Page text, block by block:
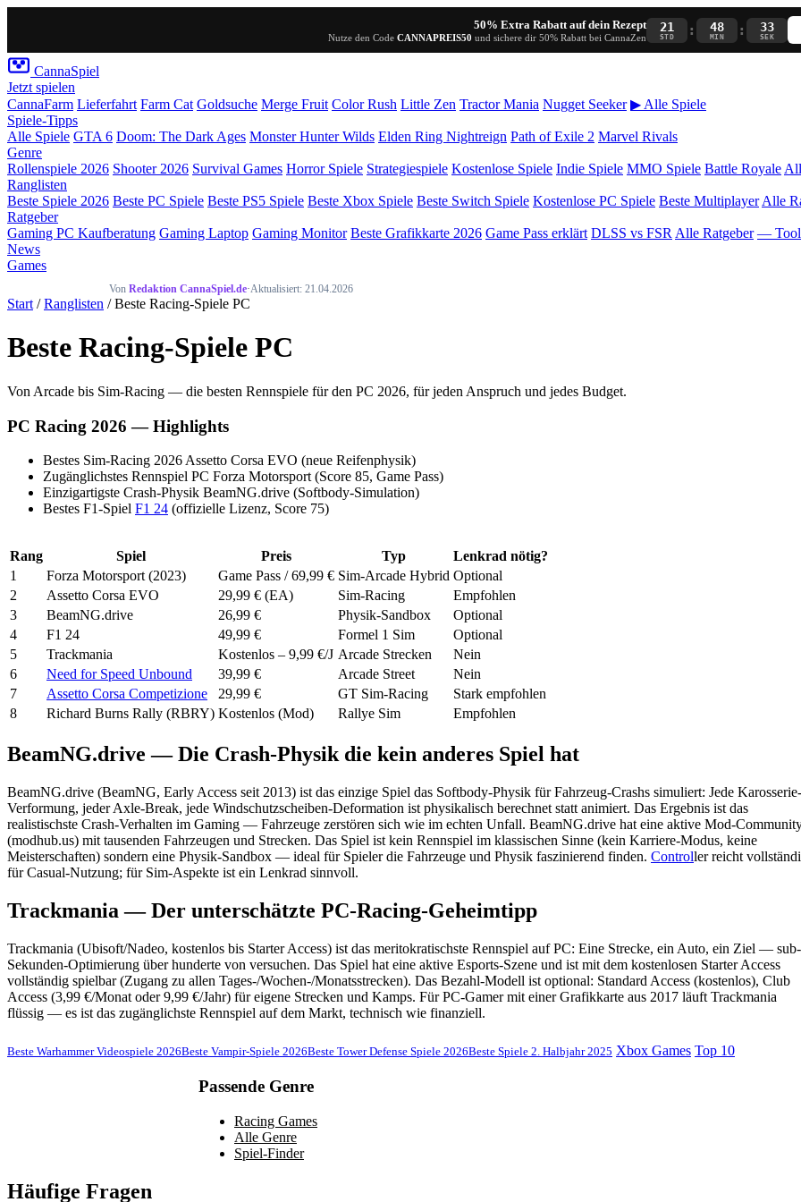
50% Extra Rabatt auf dein Rezept
Nutze den Code CANNAPREIS50 und sichere dir 50% Rabatt bei CannaZen
21
STD : 48
MIN : 33
SEK
CannaSpiel
Jetzt spielen
CannaFarm Lieferfahrt Farm Cat Goldsuche Merge Fruit Color Rush Little Zen Tractor Mania Nugget Seeker ▶ Alle Spiele
Spiele-Tipps
Alle Spiele GTA 6 Doom: The Dark Ages Monster Hunter Wilds Elden Ring Nightreign Path of Exile 2 Marvel Rivals
Genre
Rollenspiele 2026 Shooter 2026 Survival Games Horror Spiele Strategiespiele Kostenlose Spiele Indie Spiele MMO Spiele Battle Royale
Ranglisten
Beste Spiele 2026 Beste PC Spiele Beste PS5 Spiele Beste Xbox Spiele Beste Switch Spiele Kostenlose PC Spiele Beste Multiplayer Alle
Ratgeber
Gaming PC Kaufberatung Gaming Laptop Gaming Monitor Beste Grafikkarte 2026 Game Pass erklärt DLSS vs FSR Alle Ratgeber —
News
Games
Von Redaktion CannaSpiel.de·Aktualisiert: 21.04.2026
Start /Ranglisten / Beste Racing-Spiele PC
Beste Racing-Spiele PC
Von Arcade bis Sim-Racing — die besten Rennspiele für den PC 2026, für jeden Anspruch und jedes Budget.
PC Racing 2026 — Highlights
Bestes Sim-Racing 2026 Assetto Corsa EVO (neue Reifenphysik)
Zugänglichstes Rennspiel PC Forza Motorsport (Score 85, Game Pass)
Einzigartigste Crash-Physik BeamNG.drive (Softbody-Simulation)
Bestes F1-Spiel F1 24 (offizielle Lizenz, Score 75)
Rang Spiel Preis Typ
Lenkrad nötig?
1
Forza Motorsport (2023) Game Pass / 69,99 € Sim-Arcade Hybrid Optional
2
Assetto Corsa EVO 29,99 € (EA) Sim-Racing
Empfohlen
3
BeamNG.drive 26,99 € Physik-Sandbox
Optional
4
F1 24 49,99 € Formel 1 Sim
Optional
5
Trackmania Kostenlos – 9,99 €/J Arcade Strecken
Nein
6
Need for Speed Unbound 39,99 € Arcade Street
Nein
7
Assetto Corsa Competizione 29,99 € GT Sim-Racing
Stark empfohlen
8
Richard Burns Rally (RBRY) Kostenlos (Mod) Rallye Sim Empfohlen
BeamNG.drive — Die Crash-Physik die kein anderes Spiel hat
BeamNG.drive (BeamNG, Early Access seit 2013) ist das einzige Spiel das Softbody-Physik für Fahrzeug-Crashs simuliert: Jede Karosserie-
Verformung, jeder Axle-Break, jede Windschutzscheiben-Deformation ist physikalisch berechnet statt animiert. Das Ergebnis ist das
realistischste Crash-Verhalten im Gaming — Fahrzeuge zerstören sich wie im echten Unfall. BeamNG.drive hat eine aktive Mod-
(modhub.us) mit tausenden Fahrzeugen und Strecken. Das Spiel ist kein Rennspiel im klassischen Sinne (kein Karriere-Modus, keine
Meisterschaften) sondern eine Physik-Sandbox — ideal für Spieler die Fahrzeuge und Physik faszinierend finden. Controller reicht
für Casual-Nutzung; für Sim-Aspekte ist ein Lenkrad sinnvoll.
Trackmania — Der unterschätzte PC-Racing-Geheimtipp
Trackmania (Ubisoft/Nadeo, kostenlos bis Starter Access) ist das meritokratischste Rennspiel auf PC: Eine Strecke, ein Auto, ein Ziel — sub-
Sekunden-Optimierung über hunderte von versuchen. Das Spiel hat eine aktive Esports-Szene und ist mit dem kostenlosen Starter Access
vollständig spielbar (Zugang zu allen Tages-/Wochen-/Monatsstrecken). Das Bezahl-Modell ist optional: Standard Access (kostenlos), Club
Access (3,99 €/Monat oder 9,99 €/Jahr) für eigene Strecken und Kamps. Für PC-Gamer mit einer Grafikkarte aus 2017 läuft Trackmania
flüssig — es ist das zugänglichste Rennspiel auf dem Markt, technisch wie finanziell.
Beste Warhammer Videospiele 2026Beste Vampir-Spiele 2026Beste Tower Defense Spiele 2026Beste Spiele 2. Halbjahr 2025 Xbox Games Top 10
Passende Genre
Racing Games
Alle Genre
Spiel-Finder
Häufige Fragen